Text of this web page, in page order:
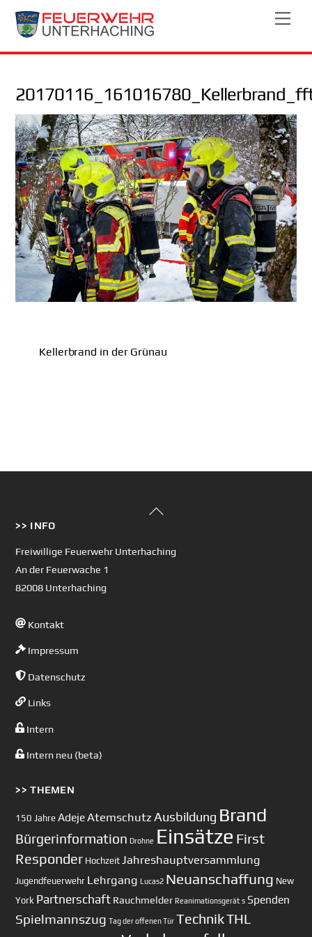
Skip
Kellerbrand in der Grünau
Back
>> INFO
Freiwillige Feuerwehr Unterhaching
An der Feuerwache 1
82008 Unterhaching
Kontakt
Impressum
Datenschutz
Links
Intern
Intern neu (beta)
>> THEMEN
150 Jahre AdejeAtemschutz Ausbildung Brand
Bürgerinformation Drohne Einsätze First
Responder Hochzeit Jahreshauptversammlung
Jugendfeuerwehr Lehrgang Lucas2 Neuanschaffung New
York Partnerschaft Rauchmelder Reanimationsgerät s Spenden
Spielmannszug Tag der offenen Tür TechnikTHL